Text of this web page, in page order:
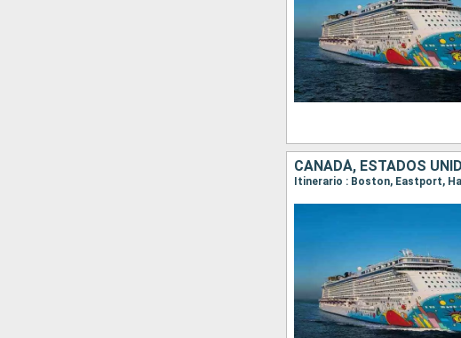
CANADÁ, ESTADOS
Itinerario : Boston, Eastport,